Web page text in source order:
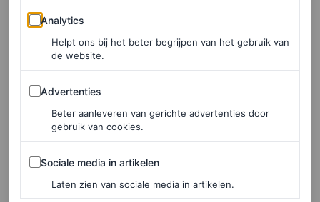
tot nieuwe artistiek directeur
van de mannencollectie bij
Louis Vuitton
LARA OLIVERI
Analytics
Analytics
Helpt ons bij het beter begrijpen van het gebruik van
de website.
Advertenties
Advertenties
Beter aanleveren van gerichte advertenties door
gebruik van cookies.
Sociale media in artikelen
Sociale media in artikelen
Laten zien van sociale media in artikelen.